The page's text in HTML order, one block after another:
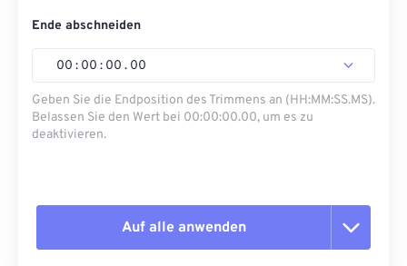
Ende abschneiden
00 : 00 : 00 . 00
Geben Sie die Endposition des Trimmens an (HH:MM:SS.MS).
Belassen Sie den Wert bei 00:00:00.00, um es zu
deaktivieren.
Auf alle anwenden